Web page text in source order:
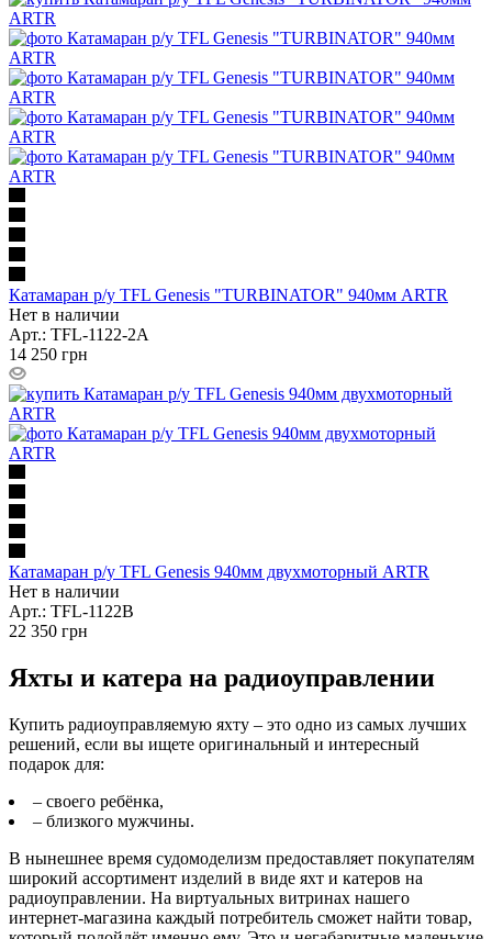
Катамаран р/у TFL Genesis "TURBINATOR" 940мм ARTR
Нет в наличии
Арт.: TFL-1122-2A
14 250 грн
Катамаран р/у TFL Genesis 940мм двухмоторный ARTR
Нет в наличии
Арт.: TFL-1122B
22 350 грн
Яхты и катера на радиоуправлении
Купить радиоуправляемую яхту – это одно из самых лучших
решений, если вы ищете оригинальный и интересный
подарок для:
– своего ребёнка,
– близкого мужчины.
В нынешнее время судомоделизм предоставляет покупателям
широкий ассортимент изделий в виде яхт и катеров на
радиоуправлении. На виртуальных витринах нашего
интернет-магазина каждый потребитель сможет найти товар,